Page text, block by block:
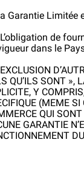
Garantie Limitée
de
dans le
QU’ILS SONT »,
Y
(MEME SI
QUI
GARANTIE